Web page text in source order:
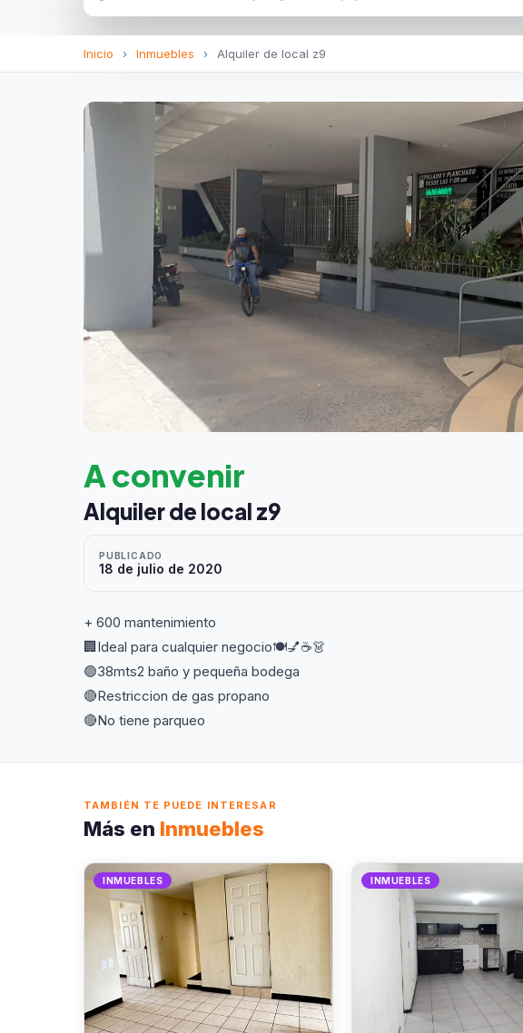
Inicio › Inmuebles › Alquiler de local z9
A convenir
Alquiler de local z9
PUBLICADO
18 de julio de 2020
+ 600 mantenimiento
🏢Ideal para cualquier negocio🍽💅☕👗
🟢38mts2 baño y pequeña bodega
🔴Restriccion de gas propano
🔴No tiene parqueo
TAMBIÉN TE PUEDE INTERESAR
Más en Inmuebles
INMUEBLES INMUEBLES